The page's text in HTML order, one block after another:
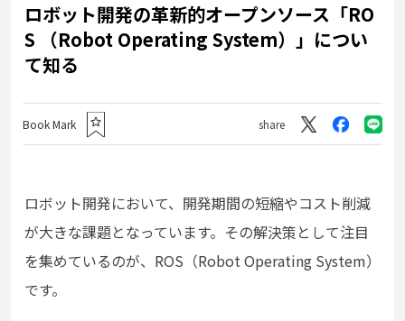
ロボット開発の革新的オープンソース「RO
S （Robot Operating System）」につい
て知る
Book Mark share
ロボット開発において、開発期間の短縮やコスト削減
が大きな課題となっています。その解決策として注目
を集めているのが、ROS（Robot Operating System）
です。